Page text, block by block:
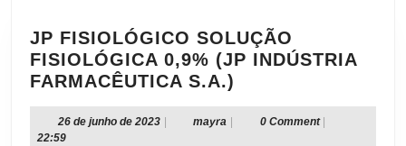
MG/G
+
1,0
+
JP FISIOLÓGICO SOLUÇÃO
FISIOLÓGICA 0,9% (JP INDÚSTRIA
FARMACÊUTICA S.A.)
FISIOLÓGICO
SOLUÇÃO
26 de junho de 202326
mayra mayra 0 Comment
22:59